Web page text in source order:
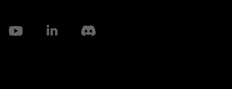
YoutubeLinkedinDiscord